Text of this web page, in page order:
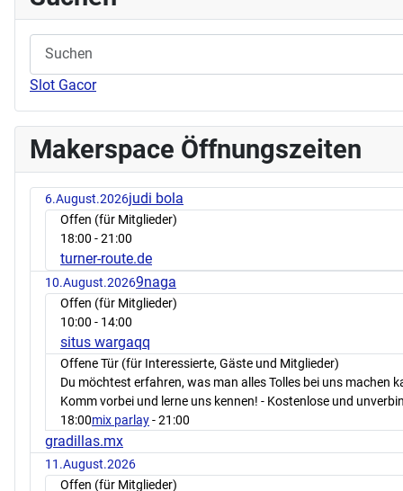
Slot Gacor
Makerspace Öffnungszeiten
6.August.2026judi bola
Offen (für Mitglieder)
18:00 - 21:00
turner-route.de
10.August.20269naga
Offen (für Mitglieder)
10:00 - 14:00
situs wargaqq
Offene Tür (für Interessierte, Gäste und Mitglieder)
Du möchtest erfahren, was man alles Tolles bei uns machen
Komm vorbei und lerne uns kennen! - Kostenlose und
18:00mix parlay- 21:00
gradillas.mx
11.August.2026
Offen (für Mitglieder)